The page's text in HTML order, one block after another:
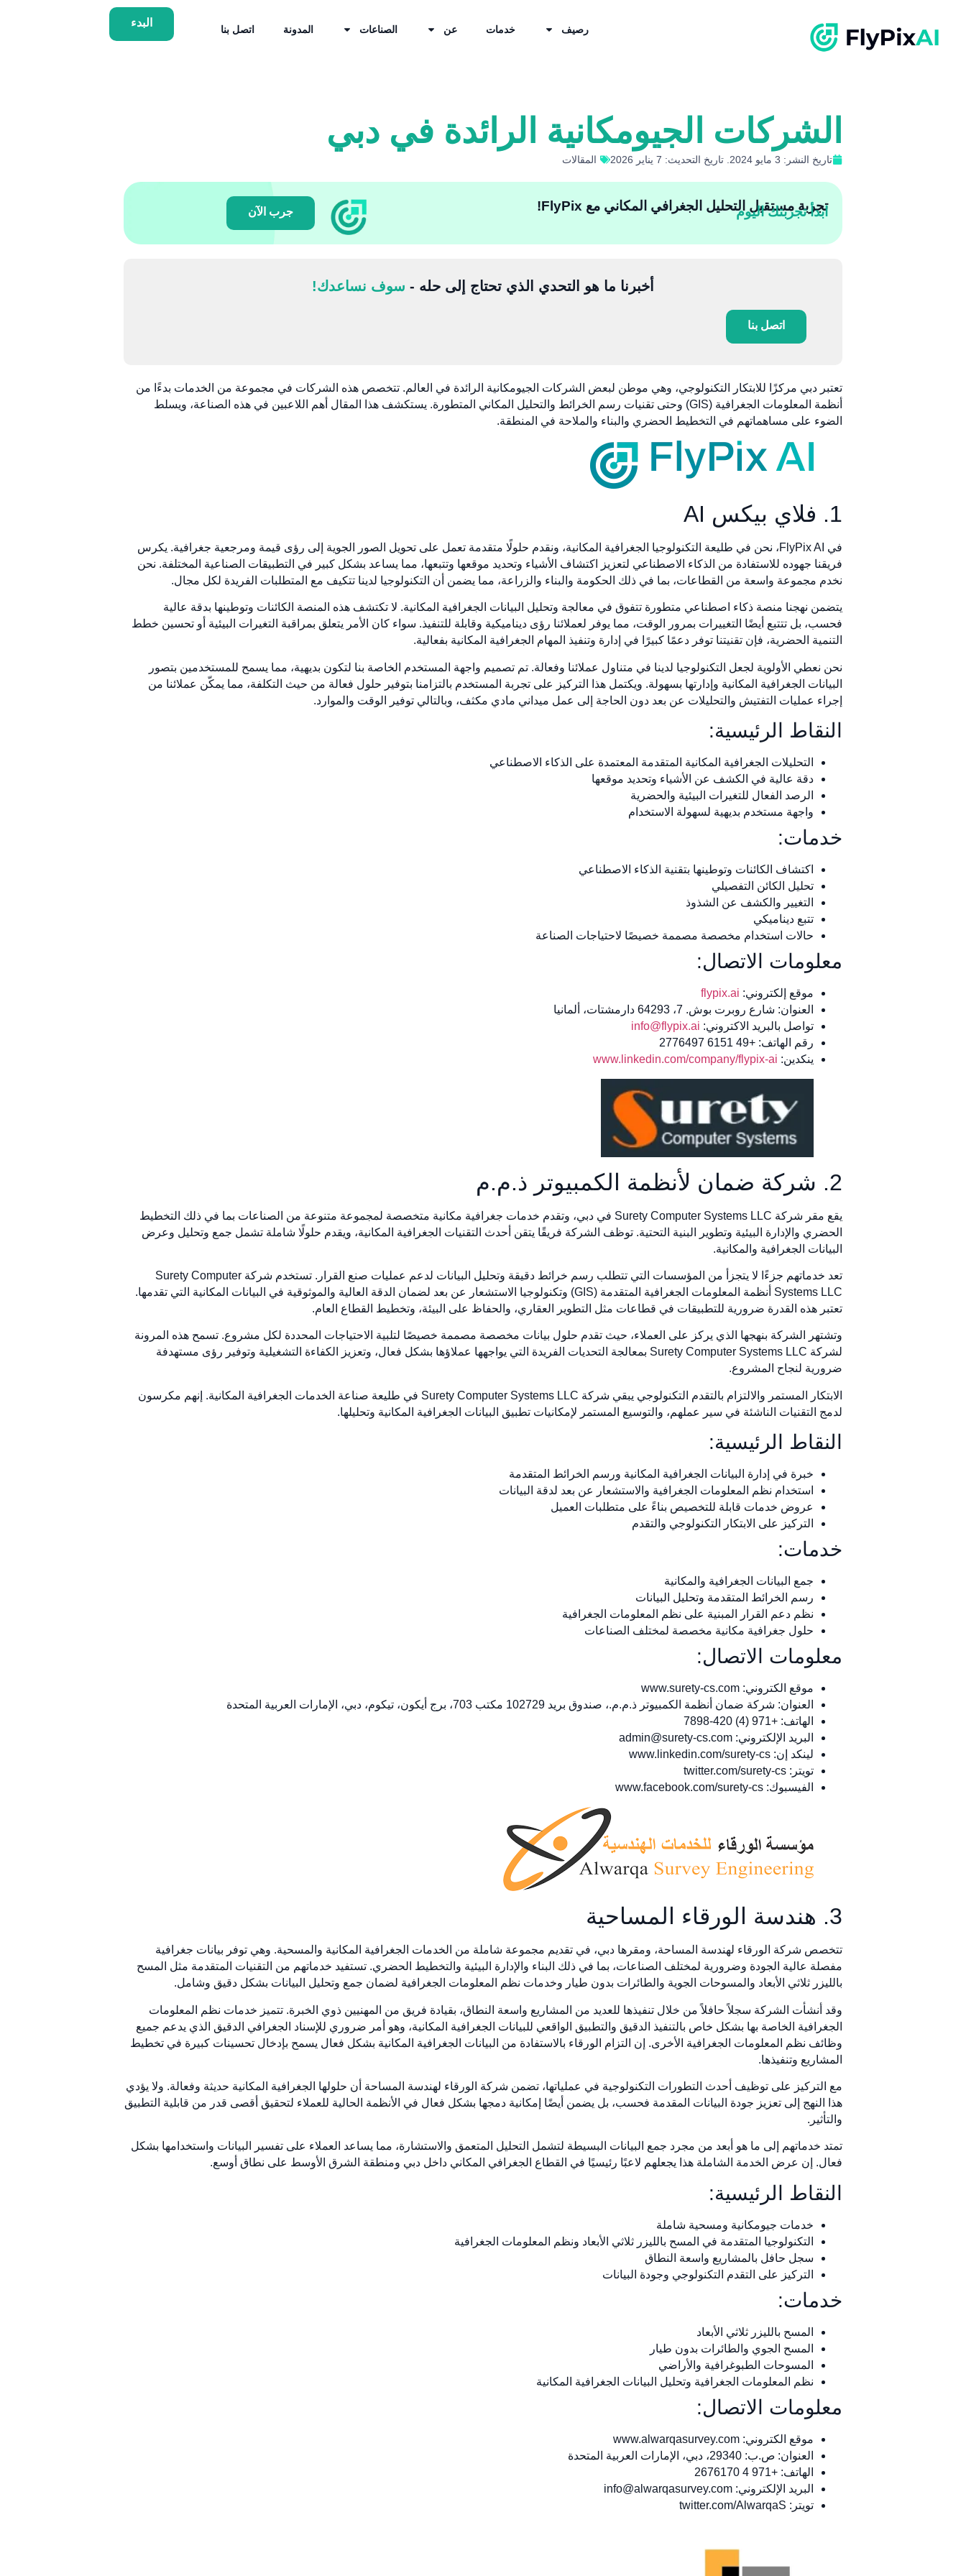
رصيف خدمات عن الصناعات المدونة اتصل بنا
البدء
الشركات الجيومكانية الرائدة في دبي
تاريخ النشر: 3 مايو 2024. تاريخ التحديث: 7 يناير 2026 المقالات
تجربة مستقبل التحليل الجغرافي المكاني مع FlyPix!
ابدأ تجربتك اليوم جرب الآن
أخبرنا ما هو التحدي الذي تحتاج إلى حله - سوف نساعدك!
اتصل بنا
تعتبر دبي مركزًا للابتكار التكنولوجي، وهي موطن لبعض الشركات الجيومكانية الرائدة في العالم. تتخصص هذه الشركات في مجموعة من الخدمات بدءًا من
أنظمة المعلومات الجغرافية (GIS) وحتى تقنيات رسم الخرائط والتحليل المكاني المتطورة. يستكشف هذا المقال أهم اللاعبين في هذه الصناعة، ويسلط
الضوء على مساهماتهم في التخطيط الحضري والبناء والملاحة في المنطقة.
1. فلاي بيكس AI
في FlyPix AI، نحن في طليعة التكنولوجيا الجغرافية المكانية، ونقدم حلولًا متقدمة تعمل على تحويل الصور الجوية إلى رؤى قيمة ومرجعية جغرافية. يكرس
فريقنا جهوده للاستفادة من الذكاء الاصطناعي لتعزيز اكتشاف الأشياء وتحديد موقعها وتتبعها، مما يساعد بشكل كبير في التطبيقات الصناعية المختلفة. نحن
نخدم مجموعة واسعة من القطاعات، بما في ذلك الحكومة والبناء والزراعة، مما يضمن أن التكنولوجيا لدينا تتكيف مع المتطلبات الفريدة لكل مجال.
يتضمن نهجنا منصة ذكاء اصطناعي متطورة تتفوق في معالجة وتحليل البيانات الجغرافية المكانية. لا تكتشف هذه المنصة الكائنات وتوطينها بدقة عالية
فحسب، بل تتتبع أيضًا التغييرات بمرور الوقت، مما يوفر لعملائنا رؤى ديناميكية وقابلة للتنفيذ. سواء كان الأمر يتعلق بمراقبة التغيرات البيئية أو تحسين خطط
التنمية الحضرية، فإن تقنيتنا توفر دعمًا كبيرًا في إدارة وتنفيذ المهام الجغرافية المكانية بفعالية.
نحن نعطي الأولوية لجعل التكنولوجيا لدينا في متناول عملائنا وفعالة. تم تصميم واجهة المستخدم الخاصة بنا لتكون بديهية، مما يسمح للمستخدمين بتصور
البيانات الجغرافية المكانية وإدارتها بسهولة. ويكتمل هذا التركيز على تجربة المستخدم بالتزامنا بتوفير حلول فعالة من حيث التكلفة، مما يمكّن عملائنا من
إجراء عمليات التفتيش والتحليلات عن بعد دون الحاجة إلى عمل ميداني مادي مكثف، وبالتالي توفير الوقت والموارد.
النقاط الرئيسية:
التحليلات الجغرافية المكانية المتقدمة المعتمدة على الذكاء الاصطناعي
دقة عالية في الكشف عن الأشياء وتحديد موقعها
الرصد الفعال للتغيرات البيئية والحضرية
واجهة مستخدم بديهية لسهولة الاستخدام
خدمات:
اكتشاف الكائنات وتوطينها بتقنية الذكاء الاصطناعي
تحليل الكائن التفصيلي
التغيير والكشف عن الشذوذ
تتبع ديناميكي
حالات استخدام مخصصة مصممة خصيصًا لاحتياجات الصناعة
معلومات الاتصال:
موقع إلكتروني: flypix.ai
العنوان: شارع روبرت بوش. 7، 64293 دارمشتات، ألمانيا
تواصل بالبريد الاكتروني: info@flypix.ai
رقم الهاتف: +49 6151 2776497
ينكدين: www.linkedin.com/company/flypix-ai
2. شركة ضمان لأنظمة الكمبيوتر ذ.م.م
يقع مقر شركة Surety Computer Systems LLC في دبي، وتقدم خدمات جغرافية مكانية متخصصة لمجموعة متنوعة من الصناعات بما في ذلك التخطيط
الحضري والإدارة البيئية وتطوير البنية التحتية. توظف الشركة فريقًا يتقن أحدث التقنيات الجغرافية المكانية، ويقدم حلولًا شاملة تشمل جمع وتحليل وعرض
البيانات الجغرافية والمكانية.
تعد خدماتهم جزءًا لا يتجزأ من المؤسسات التي تتطلب رسم خرائط دقيقة وتحليل البيانات لدعم عمليات صنع القرار. تستخدم شركة Surety Computer
Systems LLC أنظمة المعلومات الجغرافية المتقدمة (GIS) وتكنولوجيا الاستشعار عن بعد لضمان الدقة العالية والموثوقية في البيانات المكانية التي تقدمها.
تعتبر هذه القدرة ضرورية للتطبيقات في قطاعات مثل التطوير العقاري، والحفاظ على البيئة، وتخطيط القطاع العام.
وتشتهر الشركة بنهجها الذي يركز على العملاء، حيث تقدم حلول بيانات مخصصة مصممة خصيصًا لتلبية الاحتياجات المحددة لكل مشروع. تسمح هذه المرونة
لشركة Surety Computer Systems LLC بمعالجة التحديات الفريدة التي يواجهها عملاؤها بشكل فعال، وتعزيز الكفاءة التشغيلية وتوفير رؤى مستهدفة
ضرورية لنجاح المشروع.
الابتكار المستمر والالتزام بالتقدم التكنولوجي يبقي شركة Surety Computer Systems LLC في طليعة صناعة الخدمات الجغرافية المكانية. إنهم مكرسون
لدمج التقنيات الناشئة في سير عملهم، والتوسيع المستمر لإمكانيات تطبيق البيانات الجغرافية المكانية وتحليلها.
النقاط الرئيسية:
خبرة في إدارة البيانات الجغرافية المكانية ورسم الخرائط المتقدمة
استخدام نظم المعلومات الجغرافية والاستشعار عن بعد لدقة البيانات
عروض خدمات قابلة للتخصيص بناءً على متطلبات العميل
التركيز على الابتكار التكنولوجي والتقدم
خدمات:
جمع البيانات الجغرافية والمكانية
رسم الخرائط المتقدمة وتحليل البيانات
نظم دعم القرار المبنية على نظم المعلومات الجغرافية
حلول جغرافية مكانية مخصصة لمختلف الصناعات
معلومات الاتصال:
موقع الكتروني: www.surety-cs.com
العنوان: شركة ضمان أنظمة الكمبيوتر ذ.م.م.، صندوق بريد 102729 مكتب 703، برج أيكون، تيكوم، دبي، الإمارات العربية المتحدة
الهاتف: +971 (4) 420-7898
البريد الإلكتروني: admin@surety-cs.com
لينكد إن: www.linkedin.com/surety-cs
تويتر: twitter.com/surety-cs
الفيسبوك: www.facebook.com/surety-cs
3. هندسة الورقاء المساحية
تتخصص شركة الورقاء لهندسة المساحة، ومقرها دبي، في تقديم مجموعة شاملة من الخدمات الجغرافية المكانية والمسحية. وهي توفر بيانات جغرافية
مفصلة عالية الجودة وضرورية لمختلف الصناعات، بما في ذلك البناء والإدارة البيئية والتخطيط الحضري. تستفيد خدماتهم من التقنيات المتقدمة مثل المسح
بالليزر ثلاثي الأبعاد والمسوحات الجوية والطائرات بدون طيار وخدمات نظم المعلومات الجغرافية لضمان جمع وتحليل البيانات بشكل دقيق وشامل.
وقد أنشأت الشركة سجلاً حافلاً من خلال تنفيذها للعديد من المشاريع واسعة النطاق، بقيادة فريق من المهنيين ذوي الخبرة. تتميز خدمات نظم المعلومات
الجغرافية الخاصة بها بشكل خاص بالتنفيذ الدقيق والتطبيق الواقعي للبيانات الجغرافية المكانية، وهو أمر ضروري للإسناد الجغرافي الدقيق الذي يدعم جميع
وظائف نظم المعلومات الجغرافية الأخرى. إن التزام الورقاء بالاستفادة من البيانات الجغرافية المكانية بشكل فعال يسمح بإدخال تحسينات كبيرة في تخطيط
المشاريع وتنفيذها.
مع التركيز على توظيف أحدث التطورات التكنولوجية في عملياتها، تضمن شركة الورقاء لهندسة المساحة أن حلولها الجغرافية المكانية حديثة وفعالة. ولا يؤدي
هذا النهج إلى تعزيز جودة البيانات المقدمة فحسب، بل يضمن أيضًا إمكانية دمجها بشكل فعال في الأنظمة الحالية للعملاء لتحقيق أقصى قدر من قابلية التطبيق
والتأثير.
تمتد خدماتهم إلى ما هو أبعد من مجرد جمع البيانات البسيطة لتشمل التحليل المتعمق والاستشارة، مما يساعد العملاء على تفسير البيانات واستخدامها بشكل
فعال. إن عرض الخدمة الشاملة هذا يجعلهم لاعبًا رئيسيًا في القطاع الجغرافي المكاني داخل دبي ومنطقة الشرق الأوسط على نطاق أوسع.
النقاط الرئيسية:
خدمات جيومكانية ومسحية شاملة
التكنولوجيا المتقدمة في المسح بالليزر ثلاثي الأبعاد ونظم المعلومات الجغرافية
سجل حافل بالمشاريع واسعة النطاق
التركيز على التقدم التكنولوجي وجودة البيانات
خدمات:
المسح بالليزر ثلاثي الأبعاد
المسح الجوي والطائرات بدون طيار
المسوحات الطبوغرافية والأراضي
نظم المعلومات الجغرافية وتحليل البيانات الجغرافية المكانية
معلومات الاتصال:
موقع الكتروني: www.alwarqasurvey.com
العنوان: ص.ب: 29340، دبي، الإمارات العربية المتحدة
الهاتف: +971 4 2676170
البريد الإلكتروني: info@alwarqasurvey.com
تويتر: twitter.com/AlwarqaS